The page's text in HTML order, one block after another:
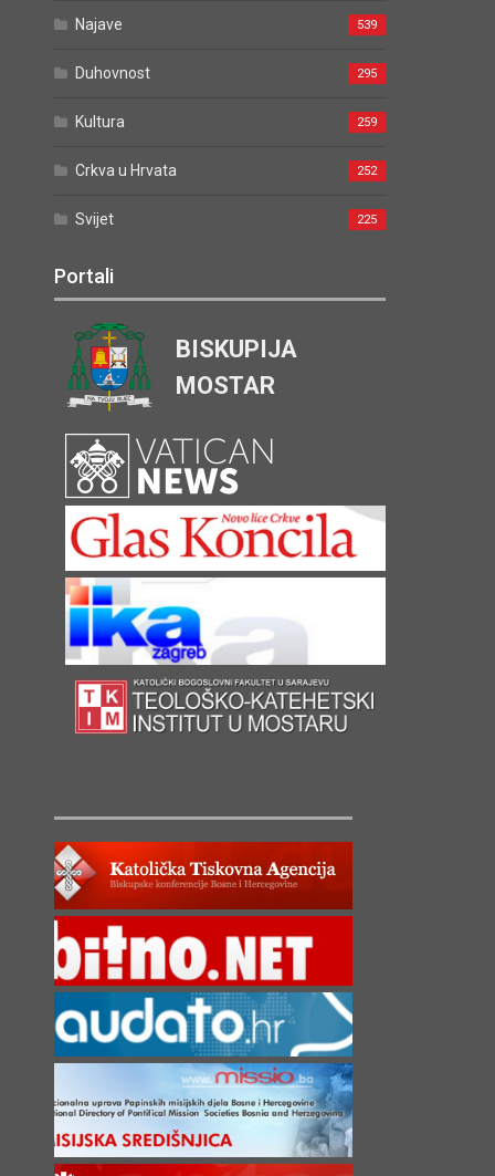
Najave 539
Duhovnost 295
Kultura 259
Crkva u Hrvata 252
Svijet 225
Portali
BISKUPIJA
MOSTAR